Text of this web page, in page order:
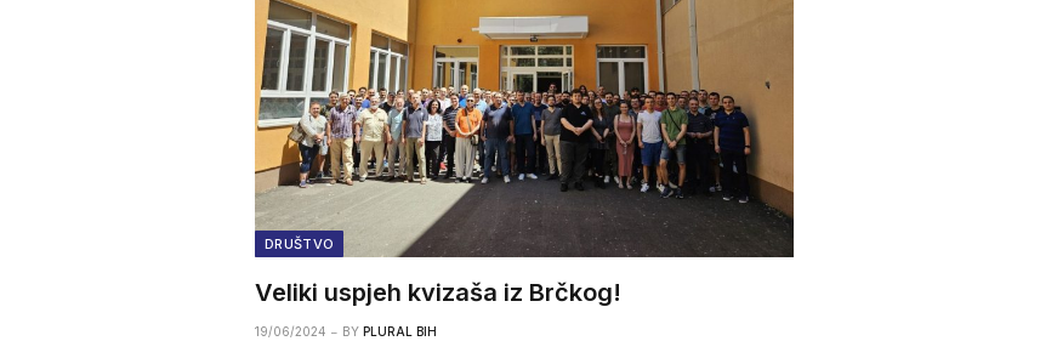
DRUŠTVO
Veliki uspjeh kvizaša iz Brčkog!
19/06/2024 BY PLURAL BIH